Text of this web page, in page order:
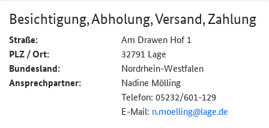
Besichtigung, Abholung, Versand, Zahlung
Straße: Am Drawen Hof 1
PLZ / Ort: 32791 Lage
Bundesland: Nordrhein-Westfalen
Ansprechpartner:
Nadine Mölling
Telefon: 05232/601-129
E-Mail: n.moelling@lage.de